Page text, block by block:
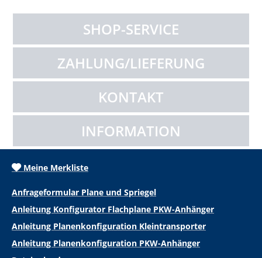
SHOP-SERVICE
ZAHLUNG/LIEFERUNG
KONTAKT
INFORMATION
Meine Merkliste
Anfrageformular Plane und Spriegel
Anleitung Konfigurator Flachplane PKW-Anhänger
Anleitung Planenkonfiguration Kleintransporter
Anleitung Planenkonfiguration PKW-Anhänger